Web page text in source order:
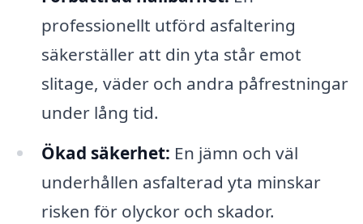
professionellt utförd asfaltering
säkerställer att din yta står emot
slitage, väder och andra påfrestningar
under lång tid.
Ökad säkerhet: En jämn och väl
underhållen asfalterad yta minskar
risken för olyckor och skador.